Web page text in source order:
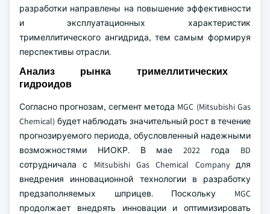
разработки направлены на повышение эффективности
и эксплуатационных характеристик
тримеллитического ангидрида, тем самым формируя
перспективы отрасли.
Анализ рынка тримеллитических
гидроидов
Согласно прогнозам, сегмент метода MGC (Mitsubishi Gas
Chemical) будет наблюдать значительный рост в течение
прогнозируемого периода, обусловленный надежными
возможностями НИОКР. В мае 2022 года BD
сотрудничала с Mitsubishi Gas Chemical Company для
внедрения инновационной технологии в разработку
предзаполняемых шприцев. Поскольку MGC
продолжает внедрять инновации и оптимизировать